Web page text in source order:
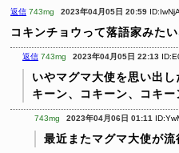
返信 743mg 2023年04月05日 20:59
コキンチョウって落語家みた
返信 743mg 2023年04月05日 22:13
いやマグマ大使を思い出し
キーン、コキーン、コキー
743mg 2023年04月06日 01:11
最近またマグマ大使が流